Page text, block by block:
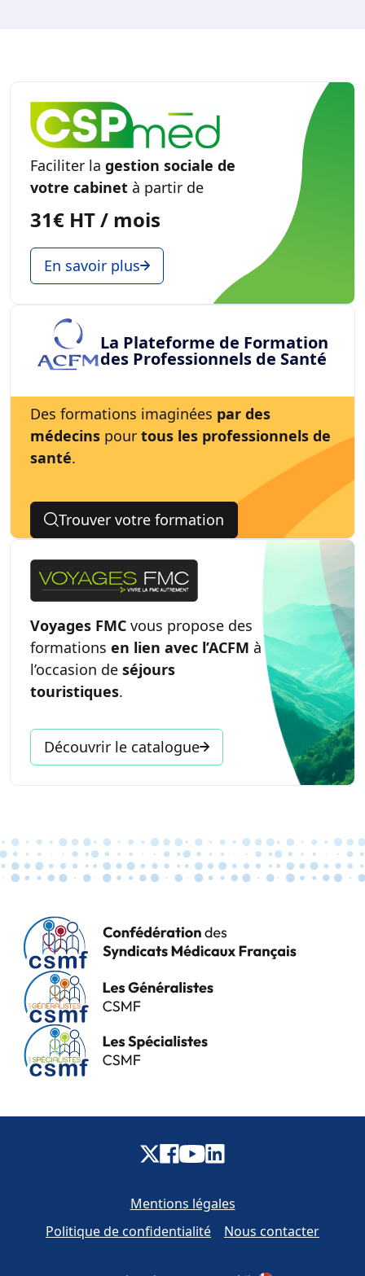
Faciliter la gestion sociale de
votre cabinet à partir de
31€ HT / mois
En savoir plus
La Plateforme de Formation
des Professionnels de Santé
Des formations imaginées par des
médecins pour tous les professionnels de
santé.
Trouver votre formation
Voyages FMC vous propose des
formations en lien avec l’ACFM à
l’occasion de séjours
touristiques.
Découvrir le catalogue
Mentions légales
Politique de confidentialité
Nous contacter